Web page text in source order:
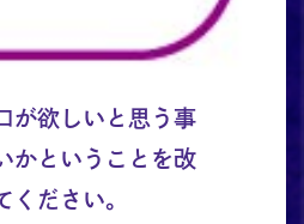
が欲しいと思う事
かということを改
ださい。